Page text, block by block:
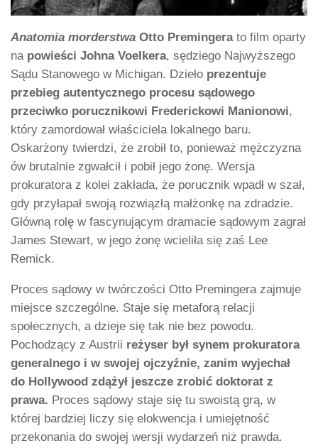
Anatomia morderstwa Otto Premingerato film oparty
na powieści Johna Voelkera, sędziego Najwyższego
Sądu Stanowego w Michigan. Dzieło prezentuje
przebieg autentycznego procesu sądowego
przeciwko porucznikowi Frederickowi Manionowi,
który zamordował właściciela lokalnego baru.
Oskarżony twierdzi, że zrobił to, ponieważ mężczyzna
ów brutalnie zgwałcił i pobił jego żonę. Wersja
prokuratora z kolei zakłada, że porucznik wpadł w szał,
gdy przyłapał swoją rozwiązłą małżonkę na zdradzie.
Główną rolę w fascynującym dramacie sądowym zagrał
James Stewart, w jego żonę wcieliła się zaś Lee
Remick.
Proces sądowy w twórczości Otto Premingera zajmuje
miejsce szczególne. Staje się metaforą relacji
społecznych, a dzieje się tak nie bez powodu.
Pochodzący z Austrii reżyser był synem prokuratora
generalnego i w swojej ojczyźnie, zanim wyjechał
do Hollywood zdążył jeszcze zrobić doktorat z
prawa. Proces sądowy staje się tu swoistą grą, w
której bardziej liczy się elokwencja i umiejętność
przekonania do swojej wersji wydarzeń niż prawda.